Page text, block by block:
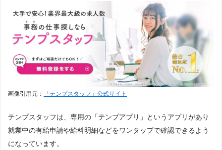
画像引用元： 「テンプスタッフ」公式サイト
テンプスタッフは、専用の「テンプアプリ」というアプリがあり
就業中の有給申請や給料明細などをワンタップで確認できるよう
になっています。